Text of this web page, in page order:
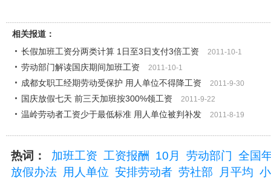
相关报道：
长假加班工资分两类计算 1日至3日支付3倍工资
2011-10-1
劳动部门解读国庆期间加班工资 2011-10-1
成都女职工经期劳动受保护 用人单位不得降工资 2011-9-30
国庆放假七天 前三天加班按300%领工资 2011-9-22
温岭劳动者工资少于最低标准 用人单位被判补发 2011-8-19
热词： 加班工资 工资报酬 10月 劳动部门 全国
放假办法 用人单位 安排劳动者 劳社部 月平均